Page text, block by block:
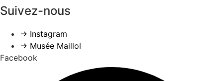
Suivez-nous
→ Instagram
→ Musée Maillol
Facebook